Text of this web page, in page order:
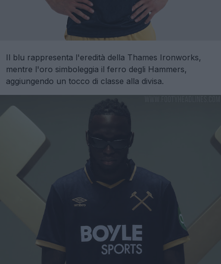
Il blu rappresenta l'eredità della Thames Ironworks,
mentre l'oro simboleggia il ferro degli Hammers,
aggiungendo un tocco di classe alla divisa.